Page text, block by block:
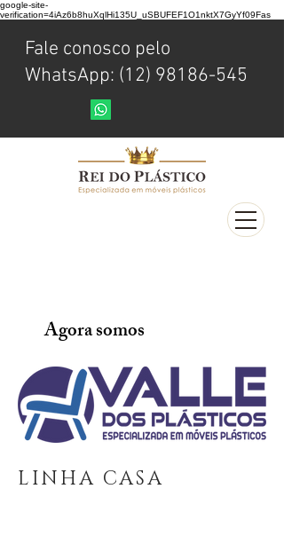
google-site-
verification=4iAz6b8huXqlHi135U_uSBUFEF1O1nktX7GyYf09Fas
Fale conosco pelo
WhatsApp: (12) 98186-545
Agora somos
LINHA CASA